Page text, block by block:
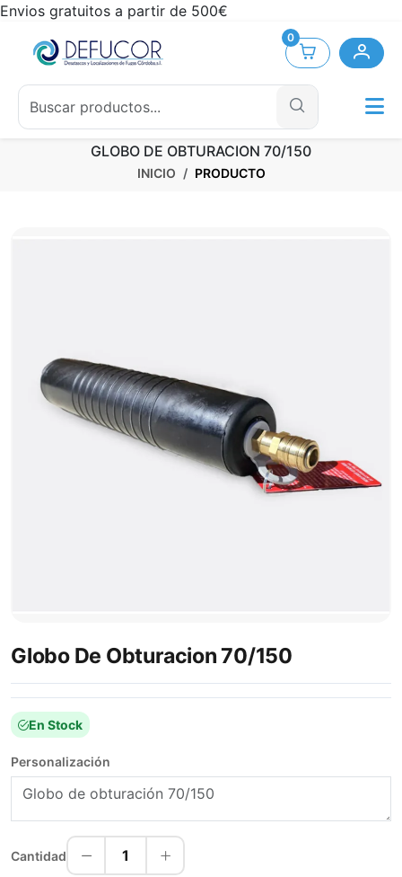
Envios gratuitos a partir de 500€
0
GLOBO DE OBTURACION 70/150
INICIO PRODUCTO
Globo De Obturacion 70/150
En Stock
Personalización
Cantidad 1